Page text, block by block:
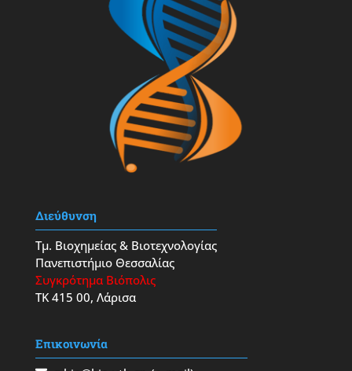
Διεύθυνση
Τμ. Βιοχημείας & Βιοτεχνολογίας
Πανεπιστήμιο Θεσσαλίας
Συγκρότημα Βιόπολις
ΤΚ 415 00, Λάρισα
Επικοινωνία